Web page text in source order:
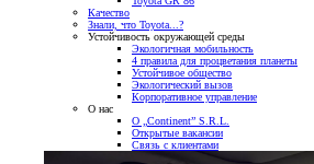
Качество
Знали, что Toyota...?
Устойчивость окружающей среды
Экологичная мобильность
4 правила для процветания планеты
Устойчивое общество
Экологический вызов
Корпоративное управление
О нас
О „Continent” S.R.L.
Открытые вакансии
Связь с клиентами